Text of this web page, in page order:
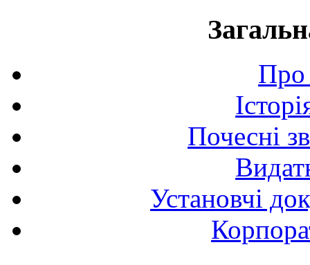
Про
Почесні
Установчі